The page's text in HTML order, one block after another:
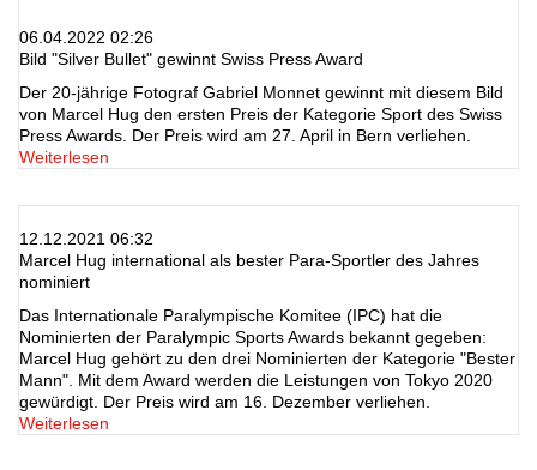
06.04.2022 02:26
Bild "Silver Bullet" gewinnt Swiss Press Award
Der 20-jährige Fotograf Gabriel Monnet gewinnt mit diesem Bild
von Marcel Hug den ersten Preis der Kategorie Sport des Swiss
Press Awards. Der Preis wird am 27. April in Bern verliehen.
Weiterlesen
12.12.2021 06:32
Marcel Hug international als bester Para-Sportler des Jahres
nominiert
Das Internationale Paralympische Komitee (IPC) hat die
Nominierten der Paralympic Sports Awards bekannt gegeben:
Marcel Hug gehört zu den drei Nominierten der Kategorie "Bester
Mann". Mit dem Award werden die Leistungen von Tokyo 2020
gewürdigt. Der Preis wird am 16. Dezember verliehen.
Weiterlesen